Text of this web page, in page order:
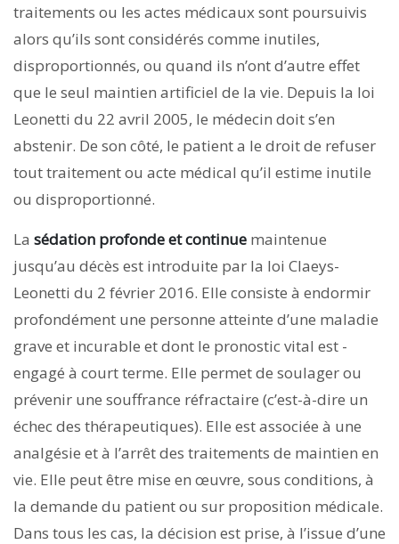
traitements ou les actes médicaux sont poursuivis
alors qu’ils sont considérés comme inutiles,
disproportionnés, ou quand ils n’ont d’autre effet
que le seul maintien artificiel de la vie. Depuis la loi
Leonetti du 22 avril 2005, le médecin doit s’en
abstenir. De son côté, le patient a le droit de refuser
tout traitement ou acte médical qu’il estime inutile
ou disproportionné.
La sédation profonde et continue maintenue
jusqu’au décès est introduite par la loi Claeys-
Leonetti du 2 février 2016. Elle consiste à endormir
profondément une personne atteinte d’une maladie
grave et incurable et dont le pronostic vital est ­
engagé à court terme. Elle permet de soula­ger ou
prévenir une souffrance réfractaire (c’est-à-dire un
échec des thérapeutiques). Elle est associée à une
analgésie et à l’arrêt des traitements de maintien en
vie. Elle peut être mise en œuvre, sous conditions, à
la demande du patient ou sur proposition médicale.
Dans tous les cas, la décision est prise, à l’issue d’une